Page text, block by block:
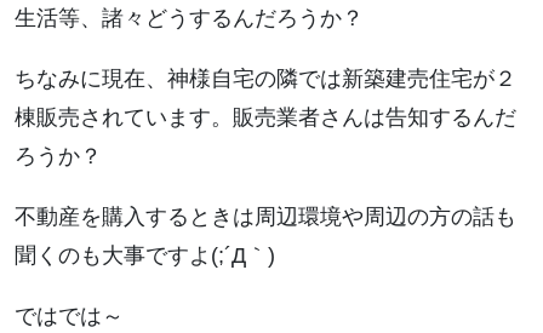
生活等、諸々どうするんだろうか？
ちなみに現在、神様自宅の隣では新築建売住宅が２
棟販売されています。販売業者さんは告知するんだ
ろうか？
不動産を購入するときは周辺環境や周辺の方の話も
聞くのも大事ですよ(;´Д｀)
ではでは～